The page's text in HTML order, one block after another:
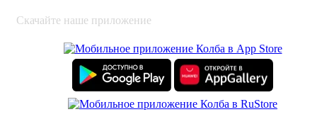
Скачайте наше приложение